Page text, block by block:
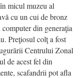
micul muzeu al
cu un cui de bronz
din generaţia
Preţiosul colţ a fost
Centrului Zonal
de acest fel din
scafandrii pot afla